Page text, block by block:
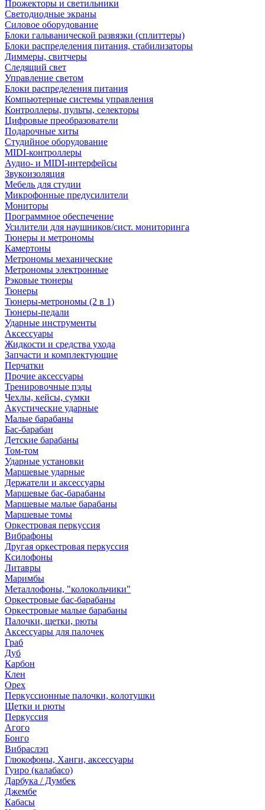
Прожекторы и светильники
Светодиодные экраны
Силовое оборудование
Блоки гальванической развязки (сплиттеры)
Блоки распределения питания, стабилизаторы
Диммеры, свитчеры
Следящий свет
Управление светом
Блоки распределения питания
Компьютерные системы управления
Контроллеры, пульты, селекторы
Цифровые преобразователи
Подарочные хиты
Студийное оборудование
MIDI-контроллеры
Аудио- и MIDI-интерфейсы
Звукоизоляция
Мебель для студии
Микрофонные предусилители
Мониторы
Программное обеспечение
Усилители для наушников/сист. мониторинга
Тюнеры и метрономы
Камертоны
Метрономы механические
Метрономы электронные
Рэковые тюнеры
Тюнеры
Тюнеры-метрономы (2 в 1)
Тюнеры-педали
Ударные инструменты
Аксессуары
Жидкости и средства ухода
Запчасти и комплектующие
Перчатки
Прочие аксессуары
Тренировочные пэды
Чехлы, кейсы, сумки
Акустические ударные
Mалые барабаны
Бас-барабан
Детские барабаны
Том-том
Ударные установки
Маршевые ударные
Держатели и аксессуары
Маршевые бас-барабаны
Маршевые малые барабаны
Маршевые томы
Оркестровая перкуссия
Вибрафоны
Другая оркестровая перкуссия
Ксилофоны
Литавры
Маримбы
Металлофоны, "колокольчики"
Оркестровые бас-барабаны
Оркестровые малые барабаны
Палочки, щетки, рюты
Аксессуары для палочек
Граб
Дуб
Карбон
Клен
Орех
Перкуссионные палочки, колотушки
Щетки и рюты
Перкуссия
Агого
Бонго
Вибраслэп
Глюкофоны, Ханги, аксессуары
Гуиро (калабасо)
Дарбука / Думбек
Джембе
Кабасы